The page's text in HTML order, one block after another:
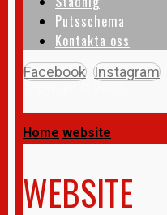
Putsschema
Kontakta oss
Facebook Instagram
Home website
WEBSITE